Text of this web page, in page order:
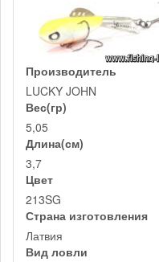
Производитель
LUCKY JOHN
Вес(гр)
5,05
Длина(см)
3,7
Цвет
213SG
Страна изготовления
Латвия
Вид ловли